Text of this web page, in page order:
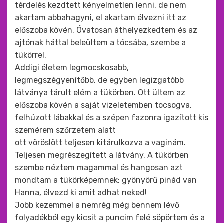
térdelés kezdtett kényelmetlen lenni, de nem
akartam abbahagyni, el akartam élvezni itt az
előszoba kövén. Óvatosan áthelyezkedtem és az
ajtónak háttal beleültem a tócsába, szembe a
tükörrel.
Addigi életem legmocskosabb,
legmegszégyenítőbb, de egyben legizgatóbb
látványa tárult elém a tükörben. Ott ültem az
előszoba kövén a saját vizeletemben tocsogva,
felhúzott lábakkal és a szépen fazonra igazított kis
szemérem szőrzetem alatt
ott vöröslött teljesen kitárulkozva a vaginám.
Teljesen megrészegített a látvány. A tükörben
szembe néztem magammal és hangosan azt
mondtam a tükörképemnek: gyönyörű pinád van
Hanna, élvezd ki amit adhat neked!
Jobb kezemmel a nemrég még bennem lévő
folyadékból egy kicsit a puncim felé söpörtem és a